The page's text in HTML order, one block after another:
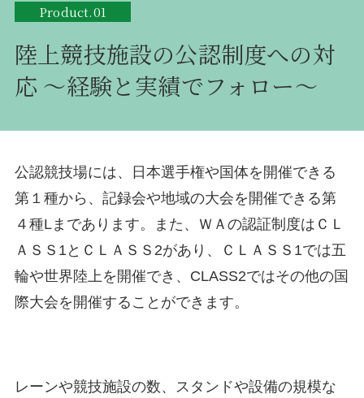
Product.01
陸上競技施設の公認制度への対
応 〜経験と実績でフォロー〜
公認競技場には、日本選手権や国体を開催できる
第１種から、記録会や地域の大会を開催できる第
４種Lまであります。また、ＷＡの認証制度はＣＬ
ＡＳＳ1とＣＬＡＳＳ2があり、ＣＬＡＳＳ1では五
輪や世界陸上を開催でき、CLASS2ではその他の国
際大会を開催することができます。
レーンや競技施設の数、スタンドや設備の規模な